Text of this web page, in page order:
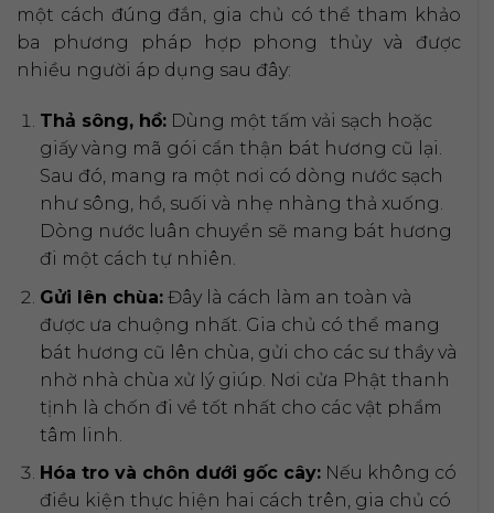
một cách đúng đắn, gia chủ có thể tham khảo
ba phương pháp hợp phong thủy và được
nhiều người áp dụng sau đây:
Thả sông, hồ:Dùng một tấm vải sạch hoặc
giấy vàng mã gói cẩn thận bát hương cũ lại.
Sau đó, mang ra một nơi có dòng nước sạch
như sông, hồ, suối và nhẹ nhàng thả xuống.
Dòng nước luân chuyển sẽ mang bát hương
đi một cách tự nhiên.
Gửi lên chùa:Đây là cách làm an toàn và
được ưa chuộng nhất. Gia chủ có thể mang
bát hương cũ lên chùa, gửi cho các sư thầy và
nhờ nhà chùa xử lý giúp. Nơi cửa Phật thanh
tịnh là chốn đi về tốt nhất cho các vật phẩm
tâm linh.
Hóa tro và chôn dưới gốc cây:Nếu không có
điều kiện thực hiện hai cách trên, gia chủ có